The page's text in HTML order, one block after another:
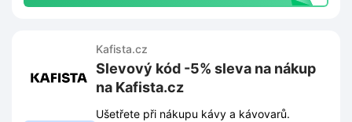
Kafista.cz
Slevový kód -5% sleva na nákup
na Kafista.cz
Ušetřete při nákupu kávy a kávovarů.